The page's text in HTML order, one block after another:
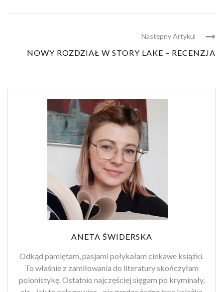
Następny Artykul
NOWY ROZDZIAŁ W STORY LAKE – RECENZJA
ANETA ŚWIDERSKA
Odkąd pamiętam, pasjami połykałam ciekawe książki.
To właśnie z zamiłowania do literatury skończyłam
polonistykę. Ostatnio najczęściej sięgam po kryminały,